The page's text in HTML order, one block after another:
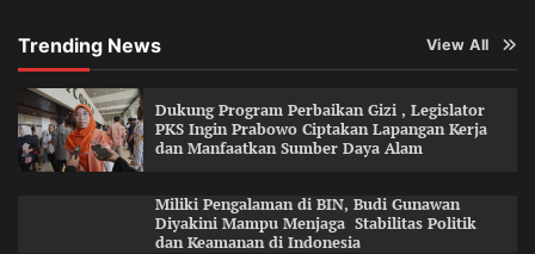
Trending News View All
Dukung Program Perbaikan Gizi , Legislator
PKS Ingin Prabowo Ciptakan Lapangan Kerja
dan Manfaatkan Sumber Daya Alam
Miliki Pengalaman di BIN, Budi Gunawan
Diyakini Mampu Menjaga Stabilitas Politik
dan Keamanan di Indonesia